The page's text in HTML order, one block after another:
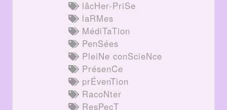
lâcHer-PriSe
laRMes
MédiTaTion
PenSées
PleiNe conScieNce
PrésenCe
prÉvenTion
RacoNter
ResPecT